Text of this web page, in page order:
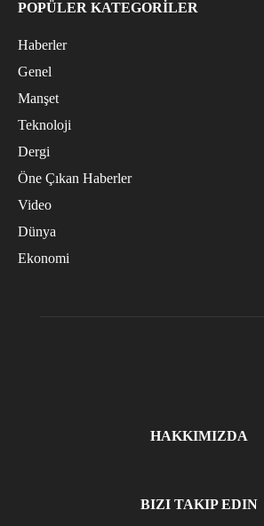
POPÜLER KATEGORİLER
Haberler
Genel
Manşet
Teknoloji
Dergi
Öne Çıkan Haberler
Video
Dünya
Ekonomi
HAKKIMIZDA
BIZI TAKIP EDIN